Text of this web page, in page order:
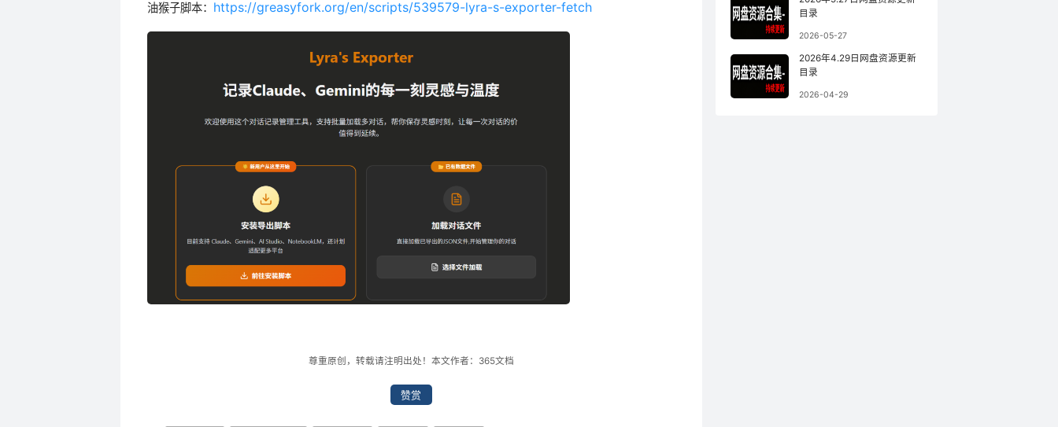
油猴子脚本： https://greasyfork.org/en/scripts/539579-lyra-s-exporter-fetch
尊重原创，转载请注明出处！本文作者：365文档
赞赏
目录
2026-05-27
2026年4.29日网盘资源更新
目录
2026-04-29